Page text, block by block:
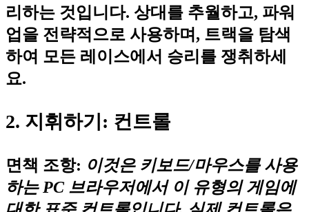
리하는 것입니다. 상대를 추월하고, 파워
업을 전략적으로 사용하며, 트랙을 탐색
하여 모든 레이스에서 승리를 쟁취하세
요.
2. 지휘하기: 컨트롤
면책 조항: 이것은 키보드/마우스를 사용
하는 PC 브라우저에서 이 유형의 게임에